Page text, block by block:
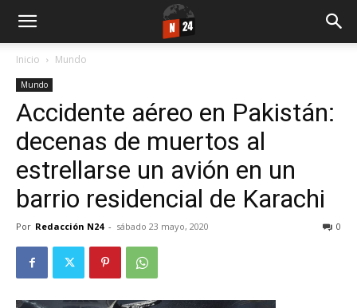
Inicio Mundo
Mundo
Accidente aéreo en Pakistán:
decenas de muertos al
estrellarse un avión en un
barrio residencial de Karachi
Por Redacción N24 - sábado 23 mayo, 2020 0